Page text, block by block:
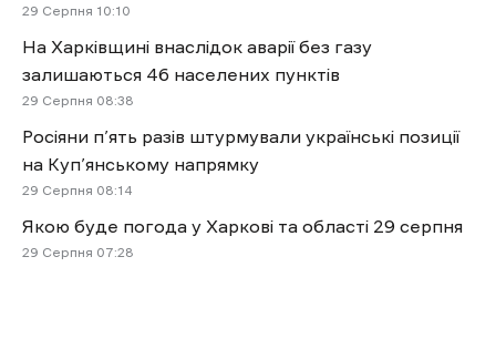
29 Cерпня 10:10
На Харківщині внаслідок аварії без газу
залишаються 46 населених пунктів
29 Cерпня 08:38
Росіяни п’ять разів штурмували українські позиції
на Куп’янському напрямку
29 Cерпня 08:14
Якою буде погода у Харкові та області 29 серпня
29 Cерпня 07:28